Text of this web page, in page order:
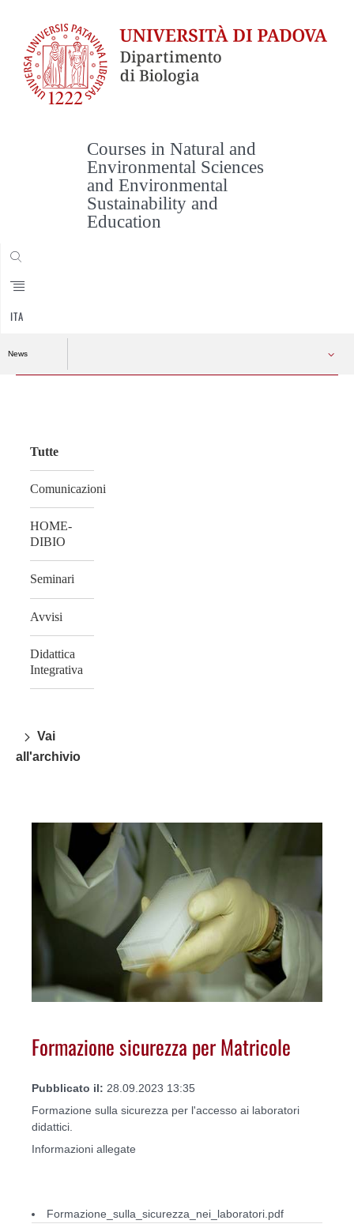
Courses in Natural and
Environmental Sciences
and Environmental
Sustainability and
Education
ITA
News
Tutte
Comunicazioni
HOME-
DIBIO
Seminari
Avvisi
Didattica
Integrativa
Vai
all'archivio
Formazione sicurezza per Matricole
Pubblicato il: 28.09.2023 13:35
Formazione sulla sicurezza per l'accesso ai laboratori
didattici.
Informazioni allegate
Formazione_sulla_sicurezza_nei_laboratori.pdf